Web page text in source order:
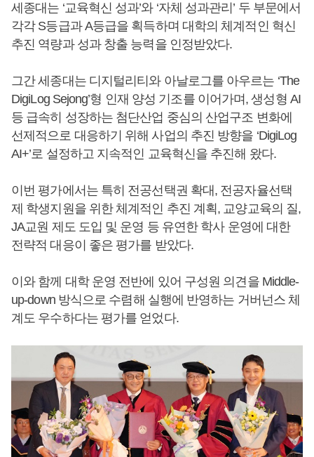
세종대는 ‘교육혁신 성과’와 ‘자체 성과관리’ 두 부문에서
각각 S등급과 A등급을 획득하며 대학의 체계적인 혁신
추진 역량과 성과 창출 능력을 인정받았다.
그간 세종대는 디지털리티와 아날로그를 아우르는 ‘The
DigiLog Sejong’형 인재 양성 기조를 이어가며, 생성형 AI
등 급속히 성장하는 첨단산업 중심의 산업구조 변화에
선제적으로 대응하기 위해 사업의 추진 방향을 ‘DigiLog
AI+’로 설정하고 지속적인 교육혁신을 추진해 왔다.
이번 평가에서는 특히 전공선택권 확대, 전공자율선택
제 학생지원을 위한 체계적인 추진 계획, 교양교육의 질,
JA교원 제도 도입 및 운영 등 유연한 학사 운영에 대한
전략적 대응이 좋은 평가를 받았다.
이와 함께 대학 운영 전반에 있어 구성원 의견을 Middle-
up-down 방식으로 수렴해 실행에 반영하는 거버넌스 체
계도 우수하다는 평가를 얻었다.